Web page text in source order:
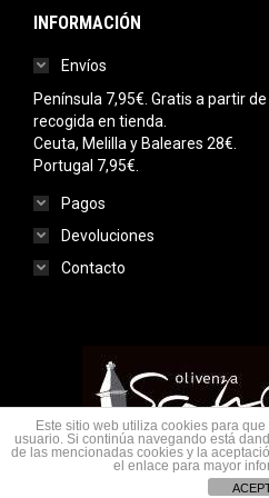
INFORMACIÓN
Envíos
Península 7,95€. Gratis a partir
recogida en tienda.
Ceuta, Melilla y Baleares 28€.
Portugal 7,95€.
Pagos
Devoluciones
Contacto
Menu
© Saudade Olivenza 2020.
Este sitio web utiliza cookies para
usuario. Si continúa navegando está
de las mencionadas cookies y la
el enlace para mayor